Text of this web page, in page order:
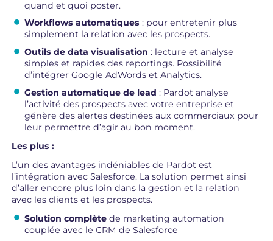
quand et quoi poster.
Workflows automatiques : pour entretenir plus
simplement la relation avec les prospects.
Outils de data visualisation : lecture et analyse
simples et rapides des reportings. Possibilité
d’intégrer Google AdWords et Analytics.
Gestion automatique de lead : Pardot analyse
l’activité des prospects avec votre entreprise et
génère des alertes destinées aux commerciaux pour
leur permettre d’agir au bon moment.
Les plus :
L’un des avantages indéniables de Pardot est
l’intégration avec Salesforce. La solution permet ainsi
d’aller encore plus loin dans la gestion et la relation
avec les clients et les prospects.
Solution complètede marketing automation
couplée avec le CRM de Salesforce